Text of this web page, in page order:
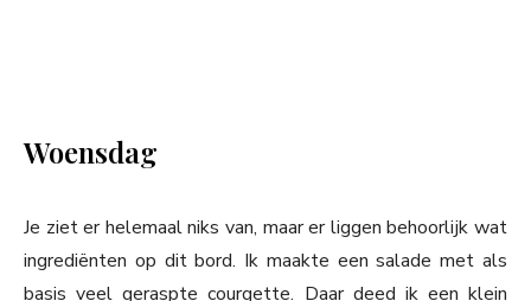
Woensdag
Je ziet er helemaal niks van, maar er liggen behoorlijk wat
ingrediënten op dit bord. Ik maakte een salade met als
basis veel geraspte courgette. Daar deed ik een klein